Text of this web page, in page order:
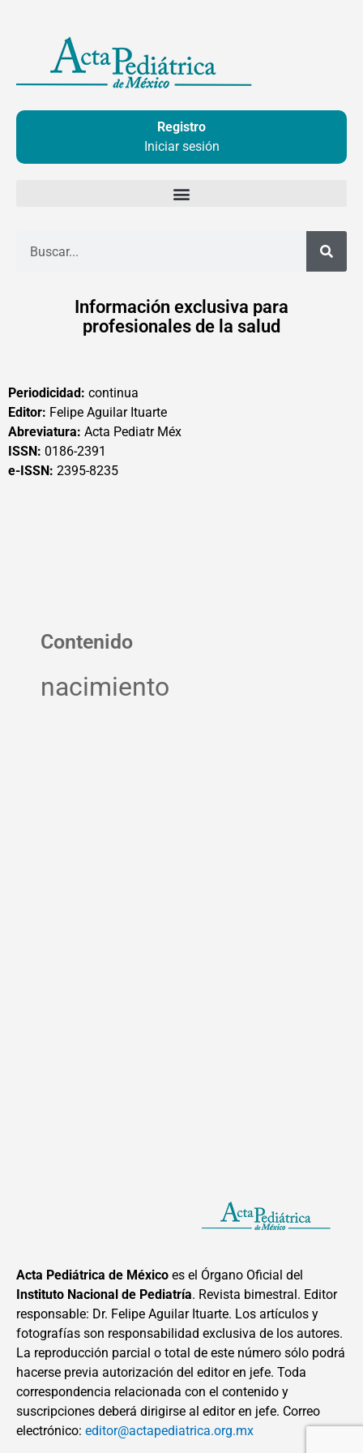
contenido
Registro
Iniciar sesión
Información exclusiva para
profesionales de la salud
Periodicidad: continua
Editor: Felipe Aguilar Ituarte
Abreviatura: Acta Pediatr Méx
ISSN: 0186-2391
e-ISSN: 2395-8235
Contenido
nacimiento
Acta Pediátrica de México es el Órgano Oficial del
Instituto Nacional de Pediatría. Revista bimestral. Editor
responsable: Dr. Felipe Aguilar Ituarte. Los artículos y
fotografías son responsabilidad exclusiva de los autores.
La reproducción parcial o total de este número sólo podrá
hacerse previa autorización del editor en jefe. Toda
correspondencia relacionada con el contenido y
suscripciones deberá dirigirse al editor en jefe. Correo
electrónico: editor@actapediatrica.org.mx